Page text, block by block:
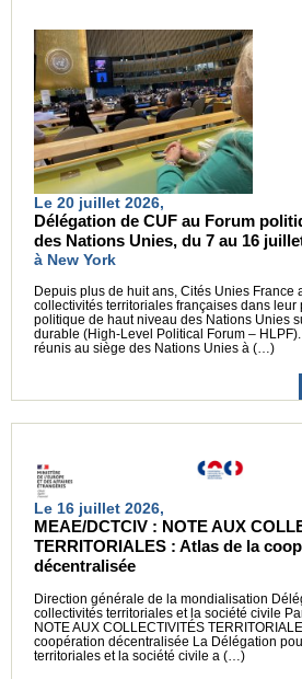
Le 20 juillet 2026,
Délégation de CUF au Forum
des Nations Unies, du 7 au 16
à New York
Depuis plus de huit ans, Cités Unies France
collectivités territoriales françaises dans leur
politique de haut niveau des Nations Unies
durable (High-Level Political Forum –
réunis au siège des Nations Unies à (…)
Le 16 juillet 2026,
MEAE/DCTCIV : NOTE AUX
TERRITORIALES : Atlas de la
décentralisée
Direction générale de la mondialisation
collectivités territoriales et la société civile
NOTE AUX COLLECTIVITÉS
coopération décentralisée La Délégation
territoriales et la société civile a (…)